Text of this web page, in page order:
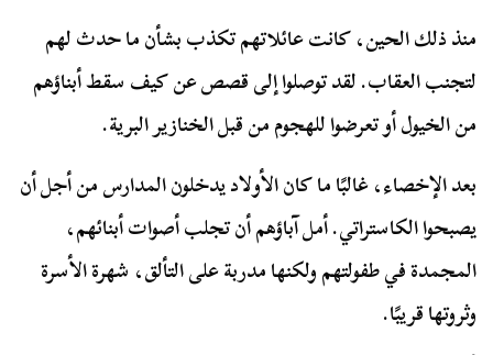
منذ ذلك الحين، كانت عائلاتهم تكذب بشأن ما حدث لهم
لتجنب العقاب. لقد توصلوا إلى قصص عن كيف سقط أبناؤهم
من الخيول أو تعرضوا للهجوم من قبل الخنازير البرية.
بعد الإخصاء، غالبًا ما كان الأولاد يدخلون المدارس من أجل أن
يصبحوا الكاستراتي. أمل آباؤهم أن تجلب أصوات أبنائهم،
المجمدة في طفولتهم ولكنها مدربة على التألق، شهرة الأسرة
وثروتها قريبًا.